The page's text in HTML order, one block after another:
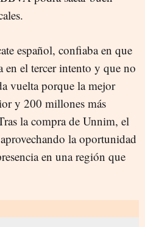
español, confiaba en que
en el tercer intento y que no
vuelta porque la mejor
y 200 millones más
la compra de Unnim, el
la oportunidad
en una región que